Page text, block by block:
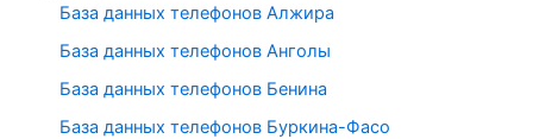
База данных телефонов Алжира
База данных телефонов Анголы
База данных телефонов Бенина
База данных телефонов Буркина-Фасо